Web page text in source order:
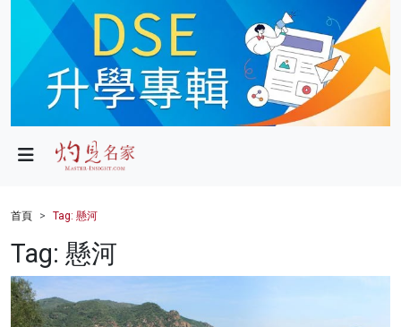
政局
財經
健康
商業
首頁 Tag: 懸河
Tag: 懸河